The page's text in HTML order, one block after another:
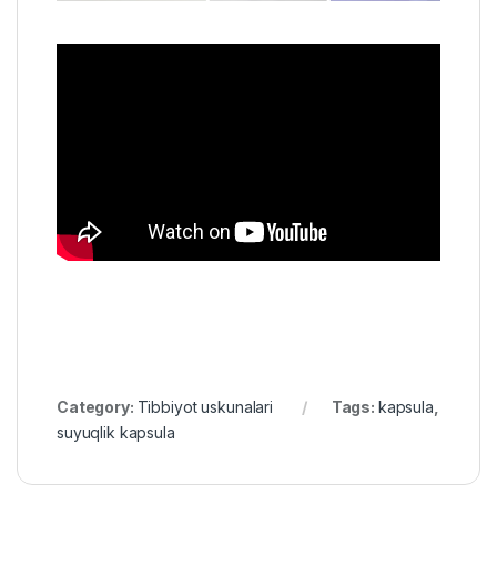
Category: Tibbiyot uskunalari Tags: kapsula
suyuqlik kapsula